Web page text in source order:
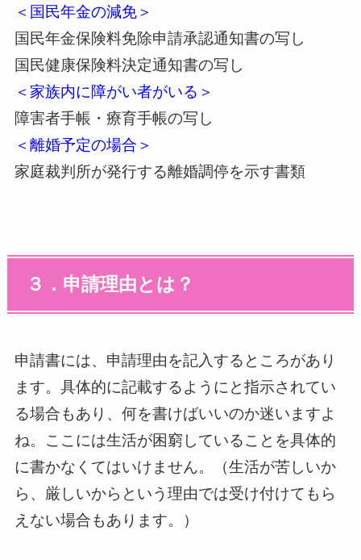
＜国民年金の減免＞
国民年金保険料免除申請承認通知書の写し
国民健康保険料決定通知書の写し
＜家族内に障がい者がいる＞
障害者手帳・療育手帳の写し
＜離婚予定の場合＞
家庭裁判所が発行する離婚調停を示す書類
３．申請理由とは？
申請書には、申請理由を記入するところがあり
ます。具体的に記載するようにと指示されてい
る場合もあり、何を書けばいいのか迷いますよ
ね。ここには生活が困窮していることを具体的
に書かなくてはいけません。（生活が苦しいか
ら、厳しいからという理由では受け付けてもら
えない場合もあります。）